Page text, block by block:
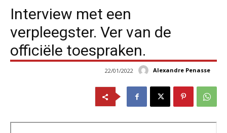
Interview met een
verpleegster. Ver van de
officiële toespraken.
Alexandre Penasse
22/01/2022